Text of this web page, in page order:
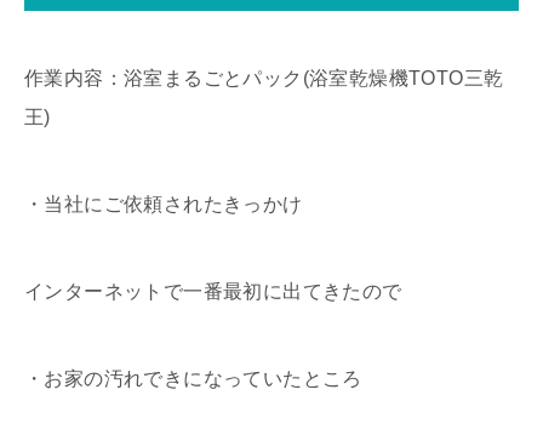
作業内容：浴室まるごとパック(浴室乾燥機TOTO三乾
王)
・当社にご依頼されたきっかけ
インターネットで一番最初に出てきたので
・お家の汚れできになっていたところ